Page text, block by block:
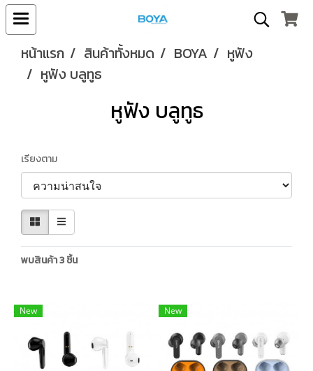
หน้าแรก สินค้าทั้งหมด BOYA
หูฟัง
หูฟัง บลูทูธ
หูฟัง บลูทูธ
เรียงตาม
พบสินค้า 3 ชิ้น
New New